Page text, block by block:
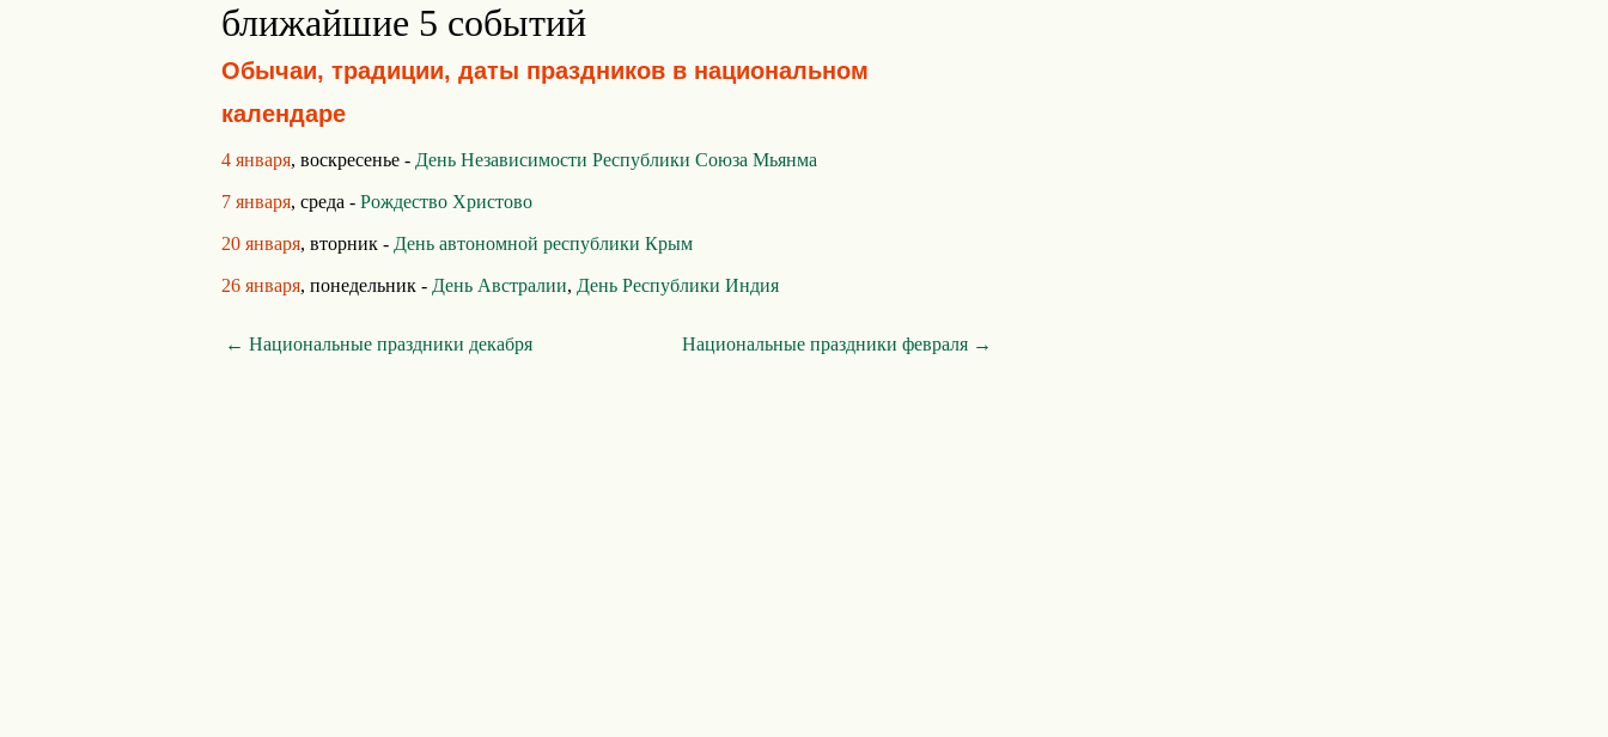
ближайшие 5 событий
Обычаи, традиции, даты праздников в национальном
календаре
4 января, воскресенье - День Независимости Республики Союза Мьянма
7 января, среда - Рождество Христово
20 января, вторник - День автономной республики Крым
26 января, понедельник - День Австралии, День Республики Индия
← Национальные праздники декабря Национальные праздники февраля →